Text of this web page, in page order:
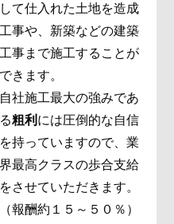
して仕入れた土地を造成
工事や、新築などの建築
工事まで施工することが
できます。
自社施工最大の強みであ
る粗利 には圧倒的な自信
を持っていますので、業
界最高クラスの歩合支給
をさせていただきます。
（報酬約１５～５０％）